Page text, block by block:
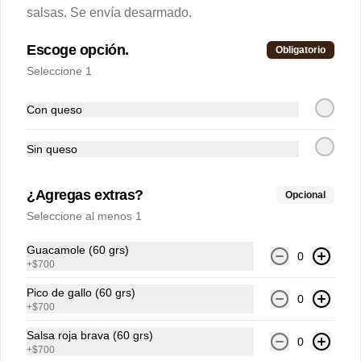
Un taco de rajas, un taco de jamaica, un
Conócenos
Zona de Delivery
Términos y condiciones
Política de privacidad
salsas. Se envía desarmado.
Escoge opción. Obligatorio
Seleccione 1
Con queso
Sin queso
¿Agregas extras? Opcional
Seleccione al menos 1
Guacamole (60 grs)
+$700
0
Pico de gallo (60 grs)
+$700
0
Salsa roja brava (60 grs)
+$700
0